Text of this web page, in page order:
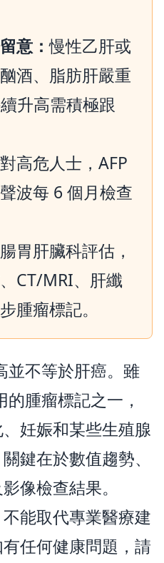
意：慢性乙肝或
酒、脂肪肝嚴重
升高需積極跟
對高危人士，AFP
波每 6 個月檢查
腸胃肝臟科評估，
CT/MRI、肝纖
腫瘤標記。
並不等於肝癌。雖
腫瘤標記之一，
妊娠和某些生殖腺
鍵在於數值趨勢、
像檢查結果。
能取代專業醫療建
任何健康問題，請